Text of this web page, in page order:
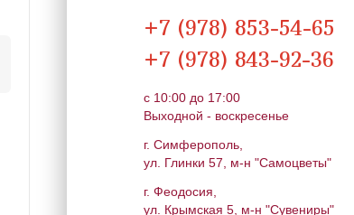
+7 (978) 853-54-65
+7 (978) 843-92-36
c 10:00 до 17:00
Выходной - воскресенье
г. Симферополь,
ул. Глинки 57, м-н "Самоцветы"
г. Феодосия,
ул. Крымская 5, м-н "Сувениры"